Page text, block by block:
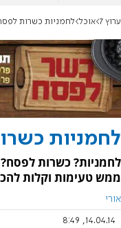
ערוץ 7 אוכל לחמניות כשרות
לחמניות
ממש טעימות וקלות
אורי
14.04.14, 8:49